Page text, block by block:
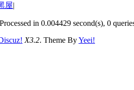
屋|
in 0.004429 second(s), 0
X3.2. Theme ByYeei!